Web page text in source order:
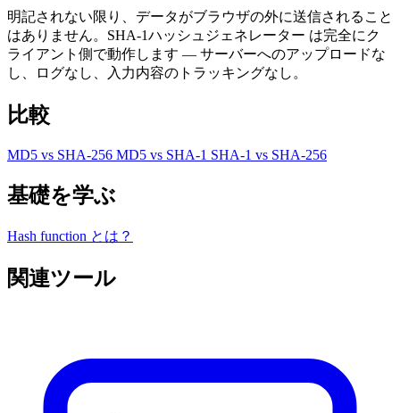
明記されない限り、データがブラウザの外に送信されること
はありません。SHA-1ハッシュジェネレーター は完全にク
ライアント側で動作します — サーバーへのアップロードな
し、ログなし、入力内容のトラッキングなし。
比較
MD5 vs SHA-256 MD5 vs SHA-1 SHA-1 vs SHA-256
基礎を学ぶ
Hash function とは？
関連ツール